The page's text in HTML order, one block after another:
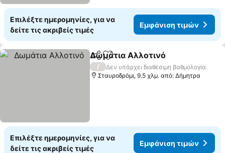
Επιλέξτε ημερομηνίες, για να
δείτε τις ακριβείς τιμές
Εμφάνιση τιμών
Κοινοποίηση
Προσθήκη στα αγαπημένα
Δωμάτια Αλλοτινό
/
Δεν υπάρχει διαθέσιμη βαθμολογία
Σταυροδρόμι, 9.5 χλμ. από: Δήμητρα
Επιλέξτε ημερομηνίες, για να
δείτε τις ακριβείς τιμές
Εμφάνιση τιμών